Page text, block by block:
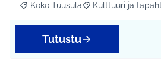
Rajaa tulokset aihepiirin mukaan:
Koko Tuusula Rajaa tulokset
Kulttuuri ja
Tutustu